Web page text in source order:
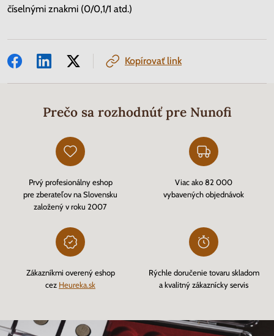
číselnými znakmi (0/0,1/1 atd.)
Kopírovať link
Prečo sa rozhodnúť pre Nunofi
Prvý profesionálny eshop
pre zberateľov na Slovensku
založený v roku 2007
Viac ako 82 000
vybavených objednávok
Zákazníkmi overený eshop
cez Heureka.sk
Rýchle doručenie tovaru skladom
a kvalitný zákaznícky servis